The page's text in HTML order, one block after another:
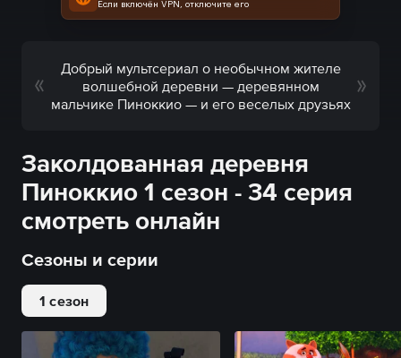
Если включён VPN, отключите его
Добрый мультсериал о необычном жителе
волшебной деревни — деревянном
мальчике Пиноккио — и его веселых друзьях
Заколдованная деревня
Пиноккио 1 сезон - 34 серия
смотреть онлайн
Сезоны и серии
1 сезон